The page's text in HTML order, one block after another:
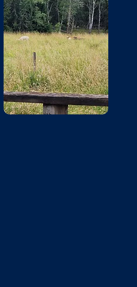
Bild saknas